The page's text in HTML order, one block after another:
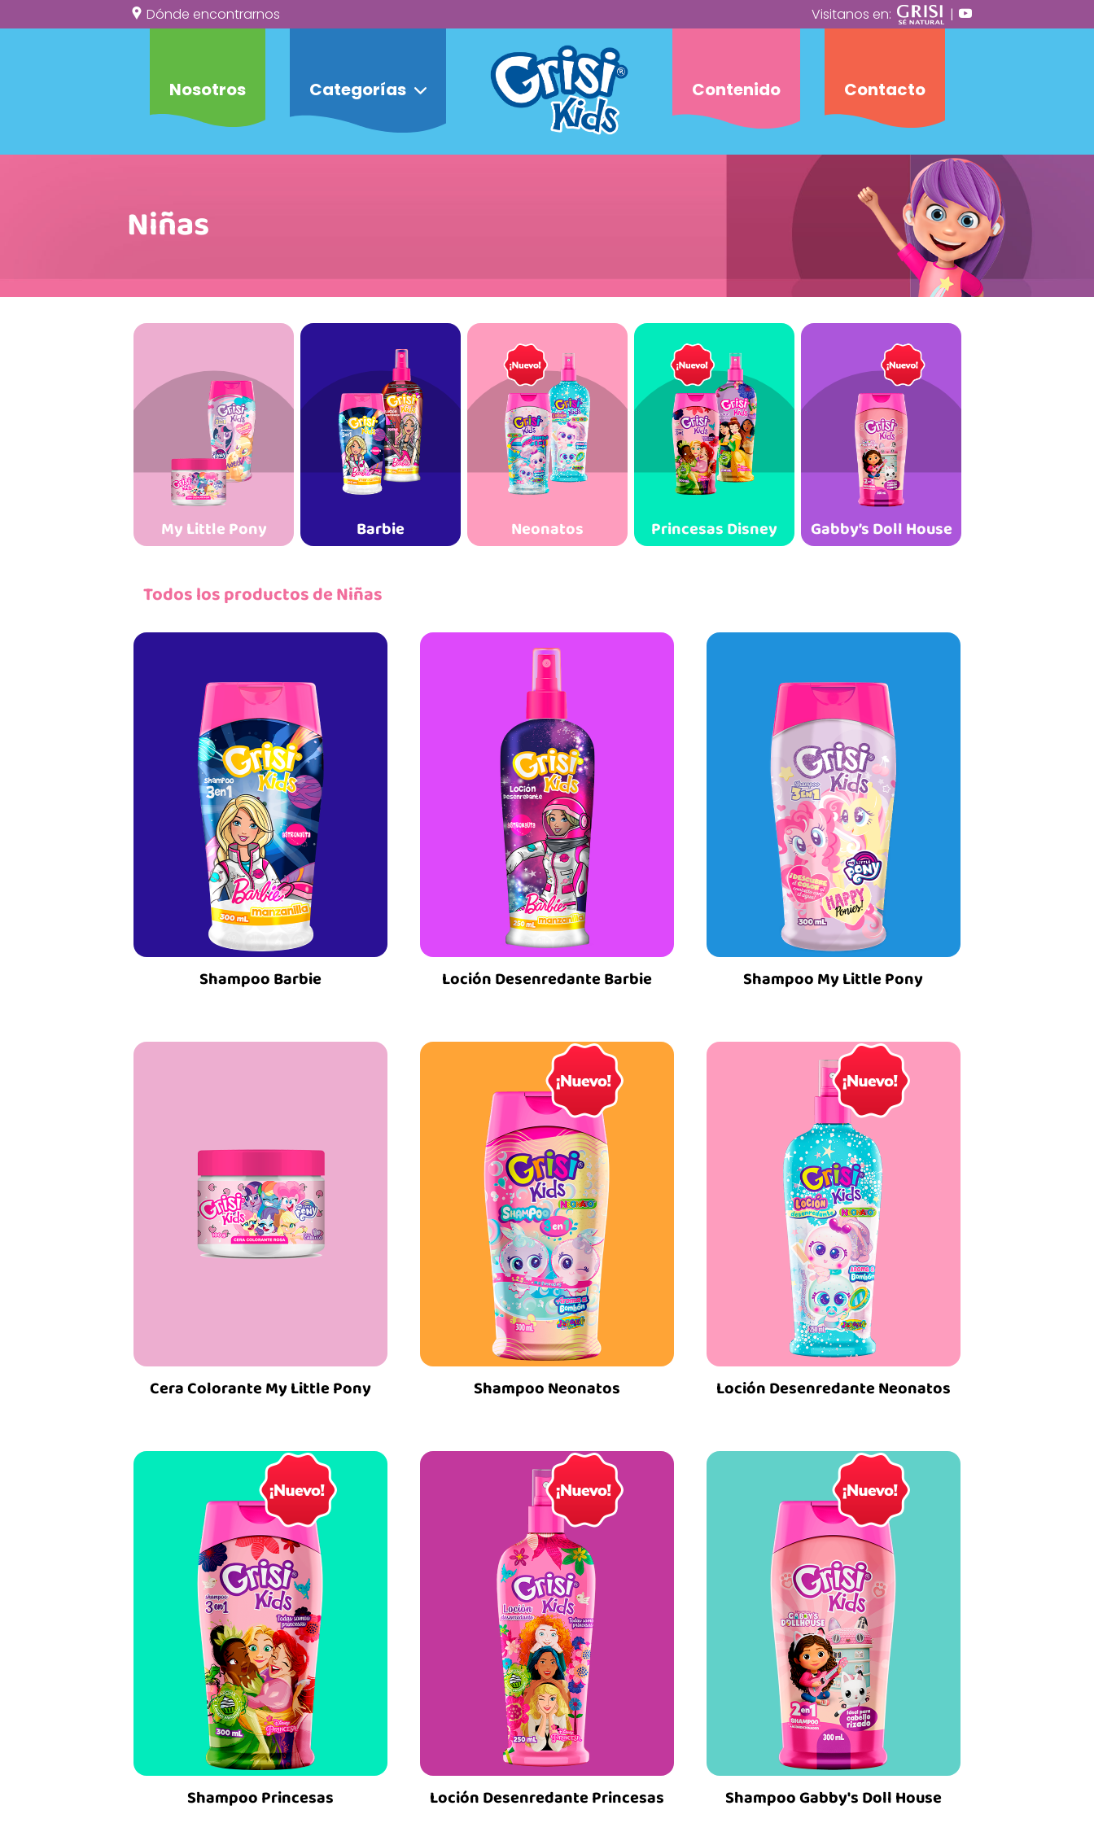
Dónde encontrarnos Visitanos en: |
Nosotros Categorías Contenido Contacto
Niñas
My Little Pony Barbie Neonatos Princesas Disney Gabby’s Doll House
Todos los productos de Niñas
Shampoo Barbie Loción Desenredante Barbie Shampoo My Little Pony
Cera Colorante My Little Pony Shampoo Neonatos Loción Desenredante Neonatos
Shampoo Princesas Loción Desenredante Princesas Shampoo Gabby's Doll House